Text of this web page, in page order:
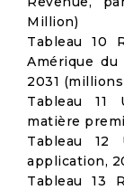
Million)
Tableau 10
Amérique
2031 (millions
Tableau 11
matière
Tableau 12
application,
Tableau 13